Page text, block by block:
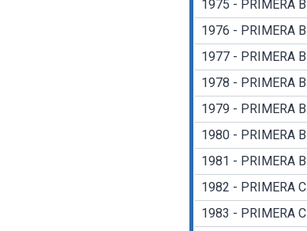
1975 - PRIMERA B
1976 - PRIMERA B
1977 - PRIMERA B
1978 - PRIMERA B
1979 - PRIMERA B
1980 - PRIMERA B
1981 - PRIMERA B
1982 - PRIMERA C
1983 - PRIMERA C